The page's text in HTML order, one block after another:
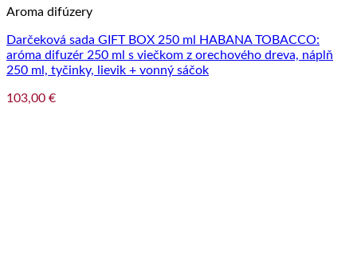
Aroma difúzery
Darčeková sada GIFT BOX 250 ml HABANA TOBACCO:
aróma difuzér 250 ml s viečkom z orechového dreva, náplň
250 ml, tyčinky, lievik + vonný sáčok
103,00 €